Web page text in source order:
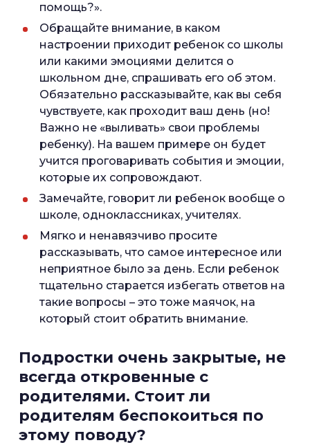
помощь?».
Обращайте внимание, в каком
настроении приходит ребенок со школы
или какими эмоциями делится о
школьном дне, спрашивать его об этом.
Обязательно рассказывайте, как вы себя
чувствуете, как проходит ваш день (но!
Важно не «выливать» свои проблемы
ребенку). На вашем примере он будет
учится проговаривать события и эмоции,
которые их сопровождают.
Замечайте, говорит ли ребенок вообще о
школе, одноклассниках, учителях.
Мягко и ненавязчиво просите
рассказывать, что самое интересное или
неприятное было за день. Если ребенок
тщательно старается избегать ответов на
такие вопросы – это тоже маячок, на
который стоит обратить внимание.
Подростки очень закрытые, не
всегда откровенные с
родителями. Стоит ли
родителям беспокоиться по
этому поводу?